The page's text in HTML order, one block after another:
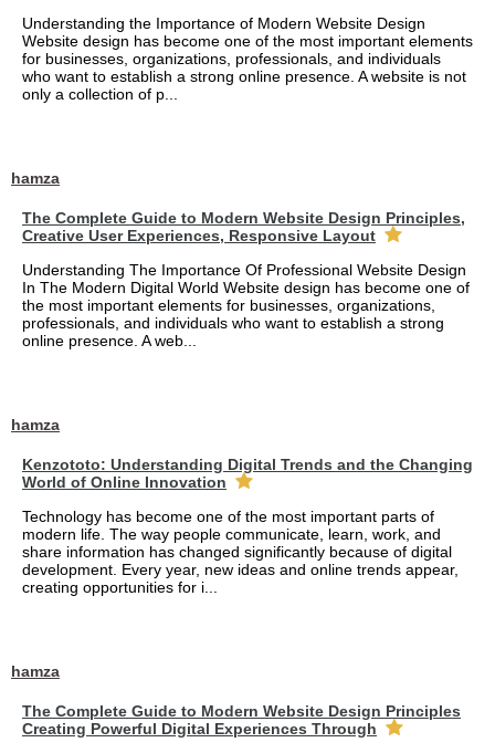
Understanding the Importance of Modern Website Design
Website design has become one of the most important elements
for businesses, organizations, professionals, and individuals
who want to establish a strong online presence. A website is not
only a collection of p...
hamza
The Complete Guide to Modern Website Design Principles,
Creative User Experiences, Responsive Layout
Understanding The Importance Of Professional Website Design
In The Modern Digital World Website design has become one of
the most important elements for businesses, organizations,
professionals, and individuals who want to establish a strong
online presence. A web...
hamza
Kenzototo: Understanding Digital Trends and the Changing
World of Online Innovation
Technology has become one of the most important parts of
modern life. The way people communicate, learn, work, and
share information has changed significantly because of digital
development. Every year, new ideas and online trends appear,
creating opportunities for i...
hamza
The Complete Guide to Modern Website Design Principles
Creating Powerful Digital Experiences Through